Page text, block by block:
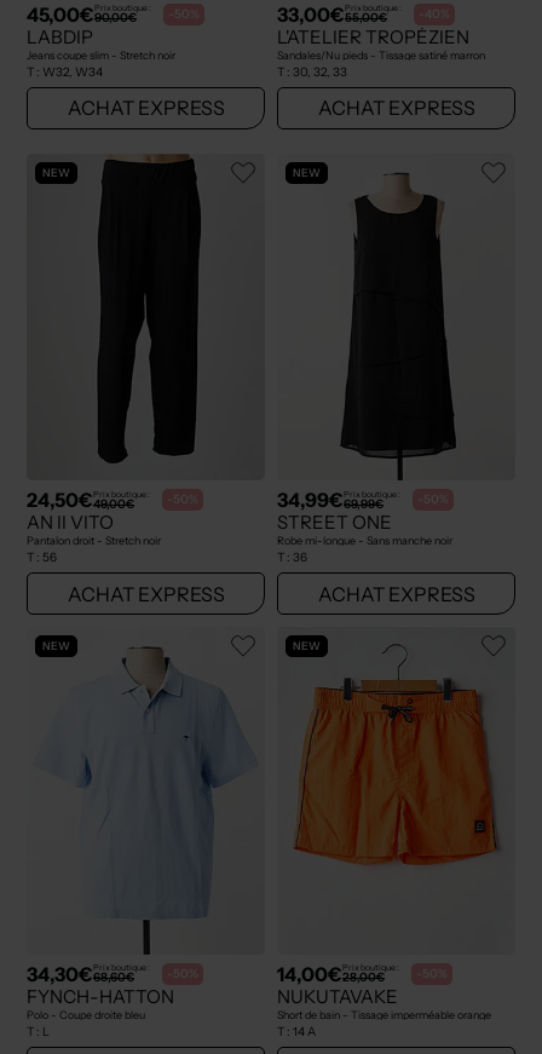
45,00€Prix boutique :
90,00€ -50%
LABDIP
Jeans coupe slim - Stretch noir
T : W32, W34
ACHAT EXPRESS
33,00€Prix boutique :
55,00€ -40%
L'ATELIER TROPÉZIEN
Sandales/Nu pieds - Tissage satiné marron
T : 30, 32, 33
ACHAT EXPRESS
NEW
24,50€Prix boutique :
49,00€ -50%
AN II VITO
Pantalon droit - Stretch noir
T : 56
ACHAT EXPRESS
NEW
34,99€Prix boutique :
69,99€ -50%
STREET ONE
Robe mi-longue - Sans manche noir
T : 36
ACHAT EXPRESS
NEW
34,30€Prix boutique :
68,60€ -50%
FYNCH-HATTON
Polo - Coupe droite bleu
T : L
NEW
14,00€Prix boutique :
28,00€ -50%
NUKUTAVAKE
Short de bain - Tissage imperméable orange
T : 14 A